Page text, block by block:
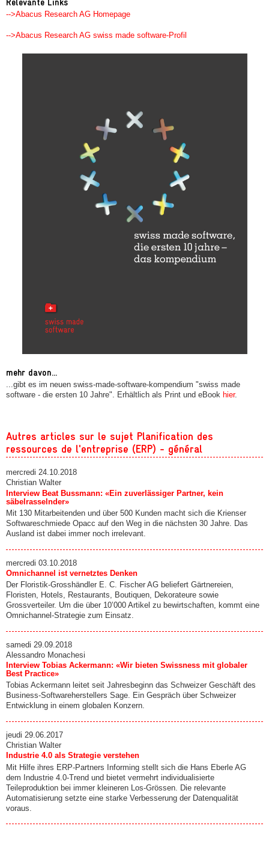
Relevante Links
-->Abacus Research AG Homepage
-->Abacus Research AG swiss made software-Profil
mehr davon...
...gibt es im neuen swiss-made-software-kompendium "swiss made
software - die ersten 10 Jahre". Erhältlich als Print und eBook hier.
Autres articles sur le sujet Planification des
ressources de l'entreprise (ERP) - général
mercredi 24.10.2018
Christian Walter
Interview Beat Bussmann: «Ein zuverlässiger Partner, kein
säbelrasselnder»
Mit 130 Mitarbeitenden und über 500 Kunden macht sich die Krienser
Softwareschmiede Opacc auf den Weg in die nächsten 30 Jahre. Das
Ausland ist dabei immer noch irrelevant.
mercredi 03.10.2018
Omnichannel ist vernetztes Denken
Der Floristik­-Grosshändler E. C. Fischer AG beliefert Gärtnereien,
Floristen, Hotels, Restaurants, Boutiquen, Dekorateure sowie
Grossverteiler. Um die über 10’000 Artikel zu bewirtschaften, kommt eine
Omnichannel­-Strategie zum Einsatz.
samedi 29.09.2018
Alessandro Monachesi
Interview Tobias Ackermann: «Wir bieten Swissness mit globaler
Best Practice»
Tobias Ackermann leitet seit Jahresbeginn das Schweizer Geschäft des
Business-Softwareherstellers Sage. Ein Gespräch über Schweizer
Entwicklung in einem globalen Konzern.
jeudi 29.06.2017
Christian Walter
Industrie 4.0 als Strategie verstehen
Mit Hilfe ihres ERP-Partners Informing stellt sich die Hans Eberle AG
dem Industrie 4.0-Trend und bietet vermehrt individualisierte
Teileproduktion bei immer kleineren Los-Grössen. Die relevante
Automatisierung setzte eine starke Verbesserung der Datenqualität
voraus.